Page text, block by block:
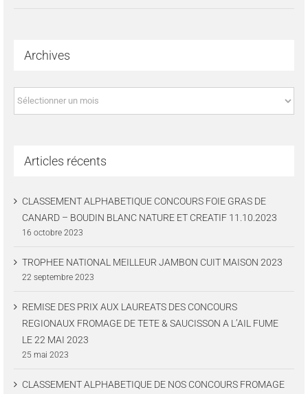
Archives
Archives
Articles récents
CLASSEMENT ALPHABETIQUE CONCOURS FOIE GRAS DE
CANARD – BOUDIN BLANC NATURE ET CREATIF 11.10.2023
16 octobre 2023
TROPHEE NATIONAL MEILLEUR JAMBON CUIT MAISON 2023
22 septembre 2023
REMISE DES PRIX AUX LAUREATS DES CONCOURS
REGIONAUX FROMAGE DE TETE & SAUCISSON A L’AIL FUME
LE 22 MAI 2023
25 mai 2023
CLASSEMENT ALPHABETIQUE DE NOS CONCOURS FROMAGE